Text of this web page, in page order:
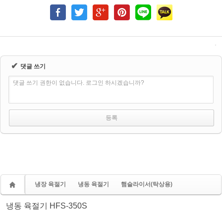
✔ 댓글 쓰기
댓글 쓰기 권한이 없습니다. 로그인 하시겠습니까?
냉장 육절기 냉동 육절기 햄슬라이서(탁상용)
냉동 육절기 HFS-350S